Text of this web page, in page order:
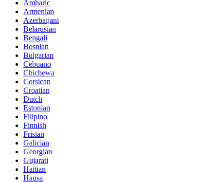
Amharic
Armenian
Azerbaijani
Belarusian
Bengali
Bosnian
Bulgarian
Cebuano
Chichewa
Corsican
Croatian
Dutch
Estonian
Filipino
Finnish
Frisian
Galician
Georgian
Gujarati
Haitian
Hausa